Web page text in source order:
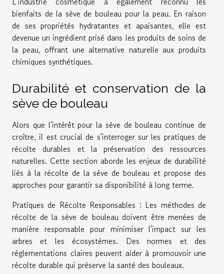
bienfaits de la sève de bouleau pour la peau. En raison
de ses propriétés hydratantes et apaisantes, elle est
devenue un ingrédient prisé dans les produits de soins de
la peau, offrant une alternative naturelle aux produits
chimiques synthétiques.
Durabilité et conservation de la
sève de bouleau
Alors que l'intérêt pour la sève de bouleau continue de
croître, il est crucial de s'interroger sur les pratiques de
récolte durables et la préservation des ressources
naturelles. Cette section aborde les enjeux de durabilité
liés à la récolte de la sève de bouleau et propose des
approches pour garantir sa disponibilité à long terme.
Pratiques de Récolte Responsables : Les méthodes de
récolte de la sève de bouleau doivent être menées de
manière responsable pour minimiser l'impact sur les
arbres et les écosystèmes. Des normes et des
réglementations claires peuvent aider à promouvoir une
récolte durable qui préserve la santé des bouleaux.